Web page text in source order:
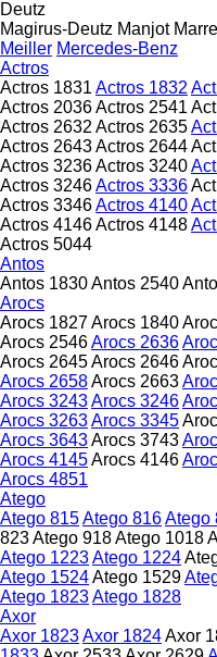
Deutz
Magirus-Deutz Manjot Marrel
Meiller Mercedes-Benz
Actros
Actros 1831 Actros 1832
Actros 2036Actros 2541
Actros 2632 Actros 2635
Actros 2643Actros 2644
Actros 3236Actros 3240
Actros 3246Actros 3336
Actros 3346Actros 4140
Actros 4146Actros 4148
Actros 5044
Antos
Antos 1830Antos 2540
Arocs
Arocs 1827Arocs 1840
Arocs 2546Arocs 2636
Arocs 2645Arocs 2646
Arocs 2658Arocs 2663
Arocs 3243Arocs 3246
Arocs 3263Arocs 3345
Arocs 3643Arocs 3743
Arocs 4145Arocs 4146
Arocs 4851
Atego
Atego 815Atego 816Atego
823Atego 918Atego 1018
Atego 1223Atego 1224
Atego 1524Atego 1529
Atego 1823Atego 1828
Axor
Axor 1823Axor 1824Axor